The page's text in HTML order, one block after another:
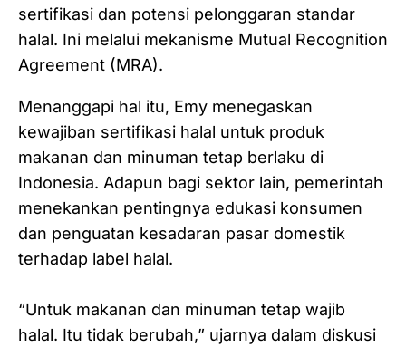
sertifikasi dan potensi pelonggaran standar
halal. Ini melalui mekanisme Mutual Recognition
Agreement (MRA).
Menanggapi hal itu, Emy menegaskan
kewajiban sertifikasi halal untuk produk
makanan dan minuman tetap berlaku di
Indonesia. Adapun bagi sektor lain, pemerintah
menekankan pentingnya edukasi konsumen
dan penguatan kesadaran pasar domestik
terhadap label halal.
‎“Untuk makanan dan minuman tetap wajib
halal. Itu tidak berubah,” ujarnya dalam diskusi